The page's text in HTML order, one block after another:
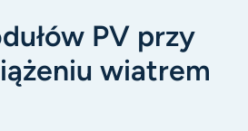
PV przy
wiatrem